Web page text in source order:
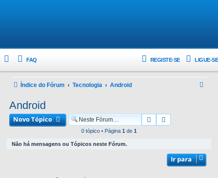
FAQ LIGUE-SE
REGISTE-SE
Índice do Fórum Tecnologia Android
s
Android
Novo Tópico Pesquisar
0 tópico • Página 1 de 1
Não há mensagens ou Tópicos neste Fórum.
Ir para